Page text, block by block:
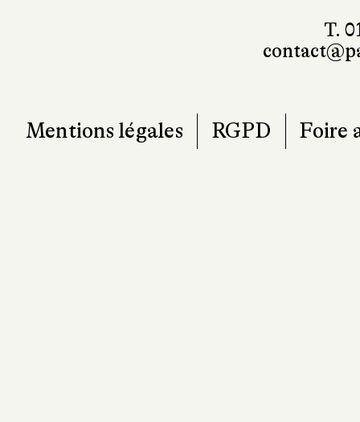
T.
Mentions légales RGPD Foire